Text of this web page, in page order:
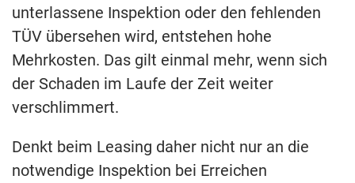
unterlassene Inspektion oder den fehlenden
TÜV übersehen wird, entstehen hohe
Mehrkosten. Das gilt einmal mehr, wenn sich
der Schaden im Laufe der Zeit weiter
verschlimmert.
Denkt beim Leasing daher nicht nur an die
notwendige Inspektion bei Erreichen